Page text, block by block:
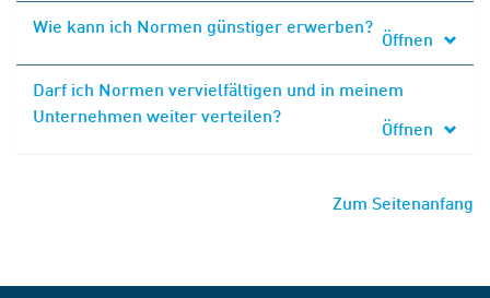
Wie kann ich Normen günstiger erwerben?
Öffnen
Darf ich Normen vervielfältigen und in meinem
Unternehmen weiter verteilen?
Öffnen
Zum Seitenanfang